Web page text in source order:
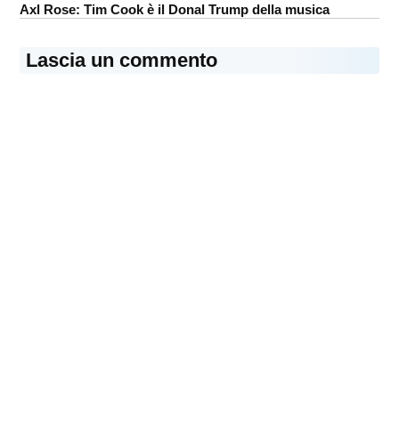
Axl Rose: Tim Cook è il Donal Trump della musica
Lascia un commento